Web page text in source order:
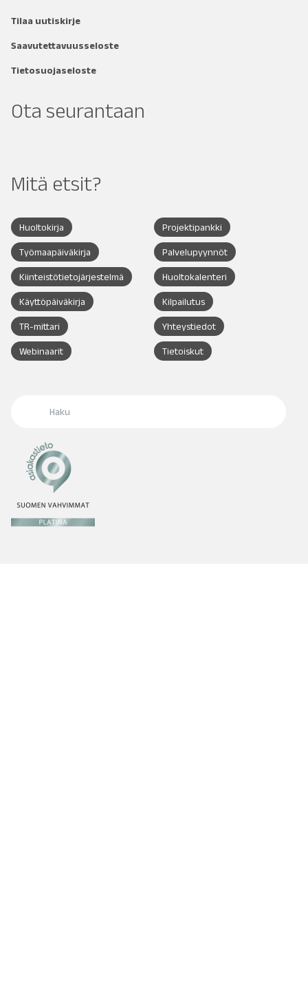
Tilaa uutiskirje
Saavutettavuusseloste
Tietosuojaseloste
Ota seurantaan
Mitä etsit?
Huoltokirja Projektipankki
Työmaapäiväkirja Palvelupyynnöt
Kiinteistötietojärjestelmä Huoltokalenteri
Käyttöpäiväkirja Kilpailutus
TR-mittari Yhteystiedot
Webinaarit Tietoiskut